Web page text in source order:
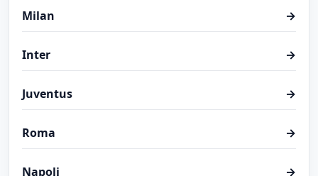
Milan →
Inter →
Juventus →
Roma →
Napoli →